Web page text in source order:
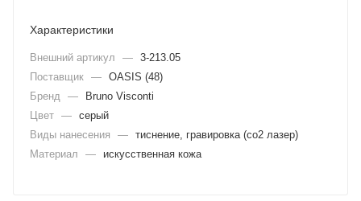
Характеристики
Внешний артикул — 3-213.05
Поставщик — OASIS (48)
Бренд
—
Bruno Visconti
Цвет — серый
Виды нанесения
— тиснение, гравировка (co2 лазер)
Материал
— искусственная кожа